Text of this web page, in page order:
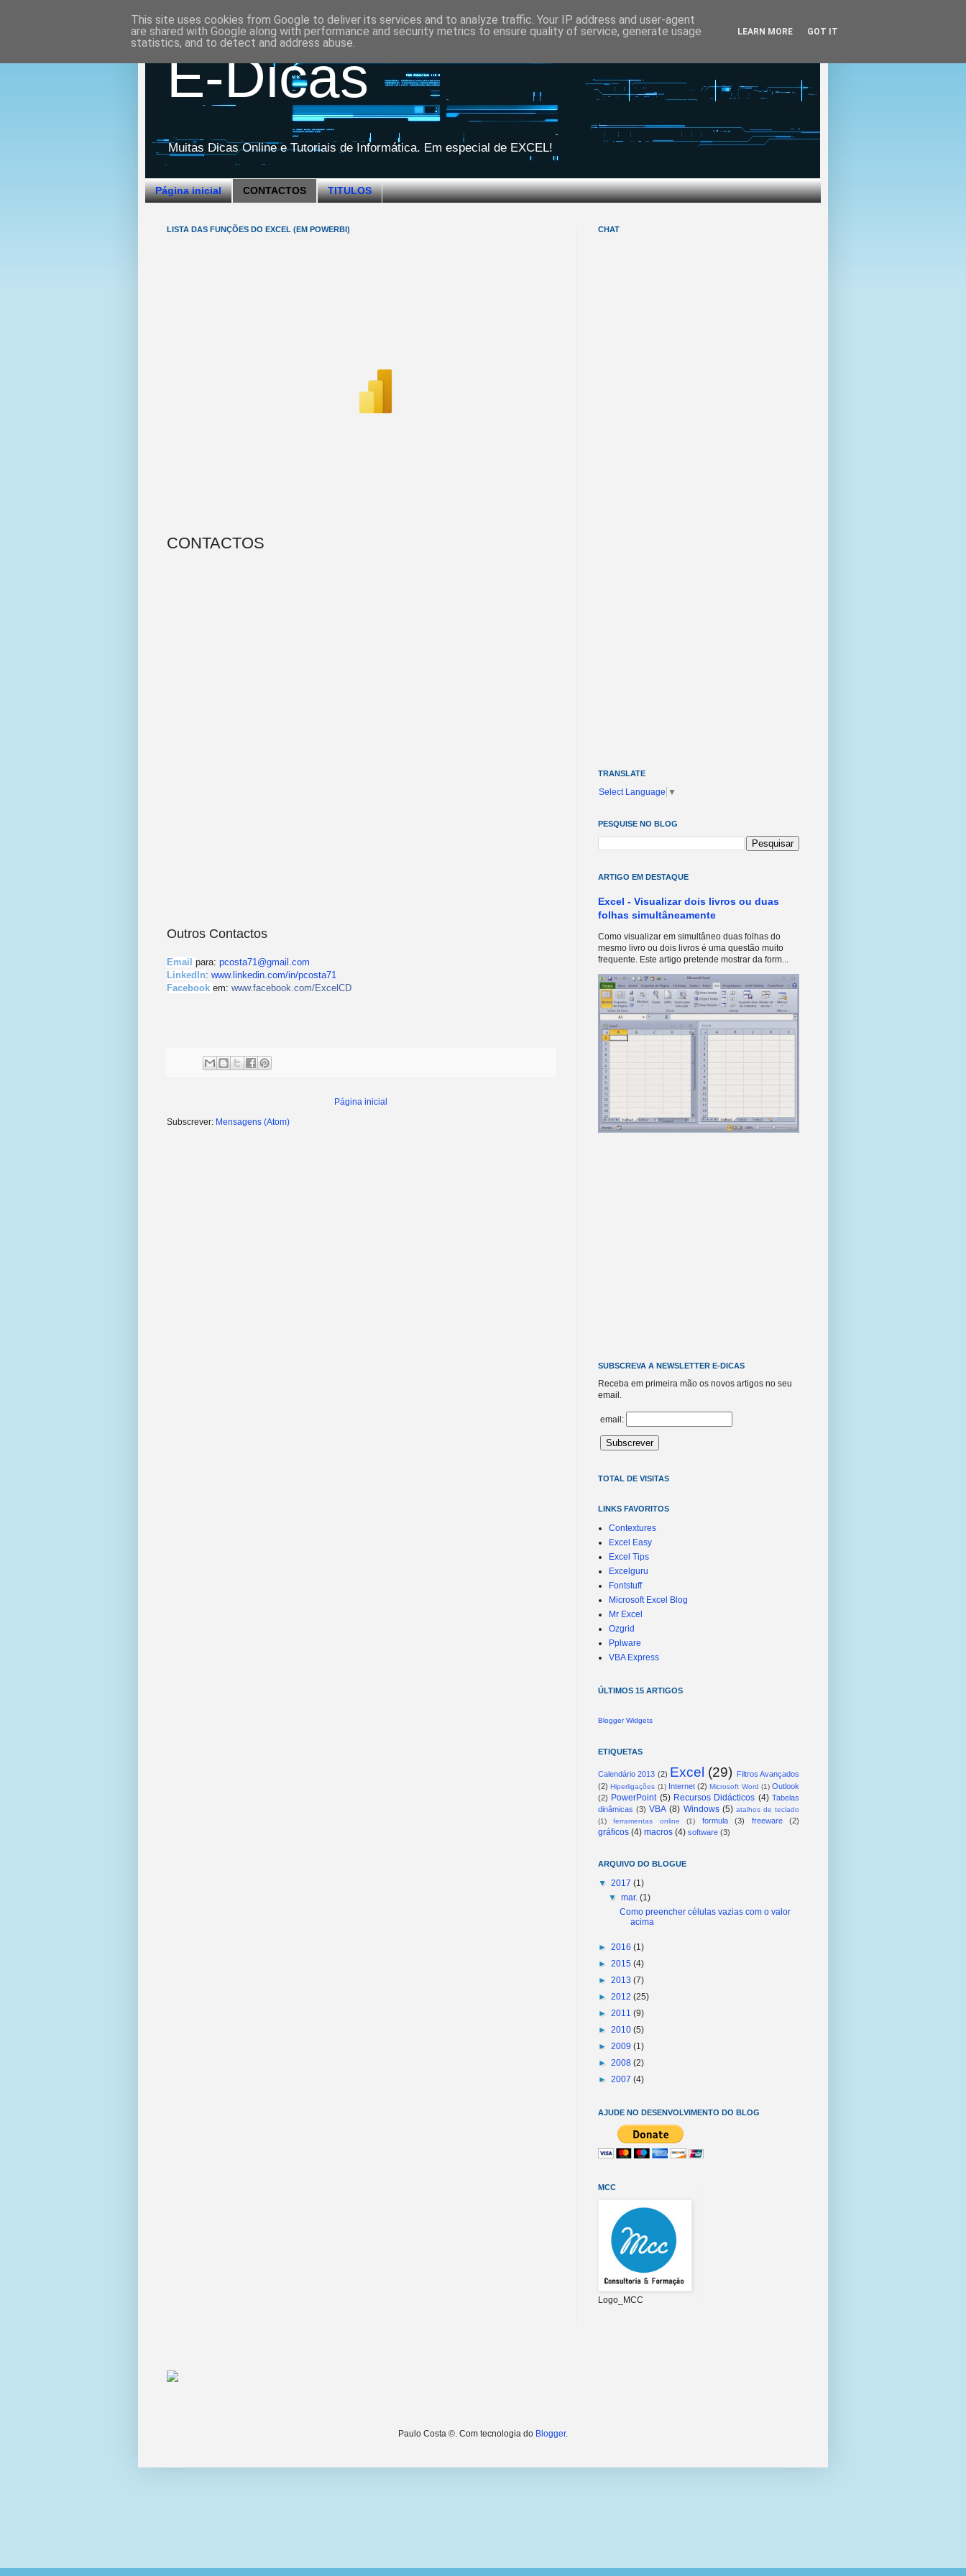
E-Dicas
Muitas Dicas Online e Tutoriais de Informática. Em especial de EXCEL!
Página inicial CONTACTOS TITULOS
LISTA DAS FUNÇÕES DO EXCEL (EM POWERBI)
CONTACTOS
Outros Contactos
Email para: pcosta71@gmail.com
LinkedIn: www.linkedin.com/in/pcosta71
Facebook em: www.facebook.com/ExcelCD
Página inicial
Subscrever: Mensagens (Atom)
CHAT
TRANSLATE
Select Language ▼
PESQUISE NO BLOG
ARTIGO EM DESTAQUE
Excel - Visualizar dois livros ou duas
folhas simultâneamente
Como visualizar em simultâneo duas folhas do
mesmo livro ou dois livros é uma questão muito
frequente. Este artigo pretende mostrar da form...
SUBSCREVA A NEWSLETTER E-DICAS
Receba em primeira mão os novos artigos no seu
email.
email:
TOTAL DE VISITAS
LINKS FAVORITOS
Contextures
Excel Easy
Excel Tips
Excelguru
Fontstuff
Microsoft Excel Blog
Mr Excel
Ozgrid
Pplware
VBA Express
ÚLTIMOS 15 ARTIGOS
Blogger Widgets
ETIQUETAS
Calendário 2013 (2) Excel (29) Filtros Avançados
(2) Hiperligações (1) Internet (2) Microsoft Word (1) Outlook
(2) PowerPoint (5) Recursos Didácticos (4) Tabelas
dinâmicas (3) VBA (8) Windows (5) atalhos de teclado
(1)
ferramentas online (1) formula (3) freeware (2)
gráficos (4) macros (4) software (3)
ARQUIVO DO BLOGUE
▼ 2017 (1)
▼mar.(1)
Como preencher células vazias com o valor
acima
► 2016 (1)
► 2015 (4)
► 2013 (7)
► 2012 (25)
► 2011 (9)
► 2010 (5)
► 2009 (1)
► 2008 (2)
► 2007 (4)
AJUDE NO DESENVOLVIMENTO DO BLOG
MCC
Logo_MCC
Paulo Costa ©. Com tecnologia do Blogger.
This site uses cookies from Google to deliver its services and to analyze traffic. Your IP address and user-agent
are shared with Google along with performance and security metrics to ensure quality of service, generate usage
statistics, and to detect and address abuse.
LEARN MORE GOT IT